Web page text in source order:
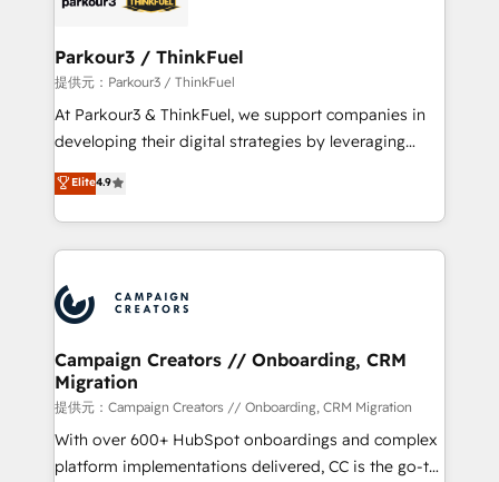
companies scale faster and smarter. 🔹 BOOMS:
Demand generation for all your buyers With BOOMS,
you invest in 100% of your buyers, accelerating your
growth and positioning yourself as an undisputed
transformation process A methodology designed to
implement HubSpot effectively and optimize your
record of business transformation, our growth-first
approach has helped brands dominate their
Parkour3 / ThinkFuel
提供元：Parkour3 / ThinkFuel
At Parkour3 & ThinkFuel, we support companies in
developing their digital strategies by leveraging
technologies and automating their marketing and
sales processes to generate growth. Our offer spans
from Strategy to Operations. We specialize in CRM
onboarding and implementation, web design, sales
extensive experience working with tech companies
and manufacturers since 2002, we are committed to
empowering our clients and developing their
autonomy. Get to grips with HubSpot through
guided implementation and seamless integration of
the CRM platform into your digital ecosystem. Would
you like support in deploying your inbound
Elite4.9
Campaign Creators // Onboarding, CRM
Migration
提供元：Campaign Creators // Onboarding, CRM Migration
With over 600+ HubSpot onboardings and complex
platform implementations delivered, CC is the go-to